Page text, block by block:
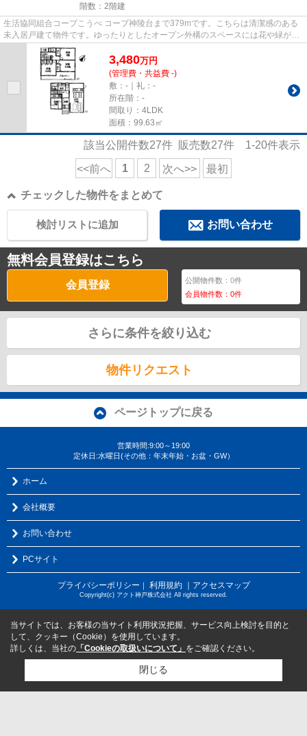
階数：2階建
生活協同組合コープこうべ コープ神陵台まで379mです。こちらは清潔感のある
未入居戸建て物件です。ゆったりとしたオープン外構のスペースには花や緑が溢
れています。こちらの土地は前...
3,480万円
(管理費・共益費 -)
敷：-｜礼：-
所在階：-
間取り：4LDK
面積：99.63㎡
該当公開件数27件 販売数27件 1-20件表示
<<前へ 1 2 次へ>> 最初
チェックした物件をまとめて
お問い合わせ
検討リストに追加
無料会員登録はこちら
会員登録 公開物件数：0件
会員物件数：0件
さらに条件を絞り込む
物件リクエスト
ページトップに戻る
営業時間:9:00～19:00
定休日:水曜日(その他：年末年始・お盆・GW）
ホーム
会社概要
お問い合わせ
PCサイト
プライバシーポリシー ｜ 利用規約 ｜アクセスマップ
Copyright(c) アクト神戸株式会社 All rights reserved.
当サイトでは、お客様の当サイト利用状況把握、サービス向上検討を目的と
して、クッキー（Cookie）を使用しています。
詳しくは、当社の 「Cookieの取扱いについて」 をご確認ください。
閉じる